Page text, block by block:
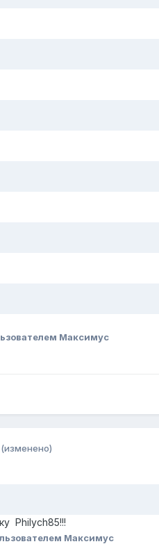
Максимус
(изменено)
Philych85!!!
Максимус